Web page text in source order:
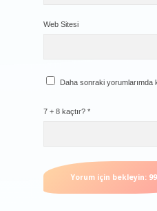
Web Sitesi
Daha sonraki yorumlarımda
7 + 8 kaçtır? *